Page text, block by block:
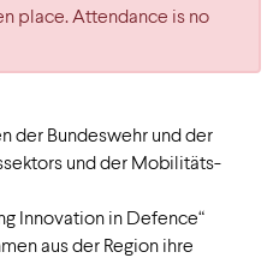
place. Attendance is no
der Bundeswehr und der
und der Mobilitäts-
Innovation in Defence“
aus der Region ihre